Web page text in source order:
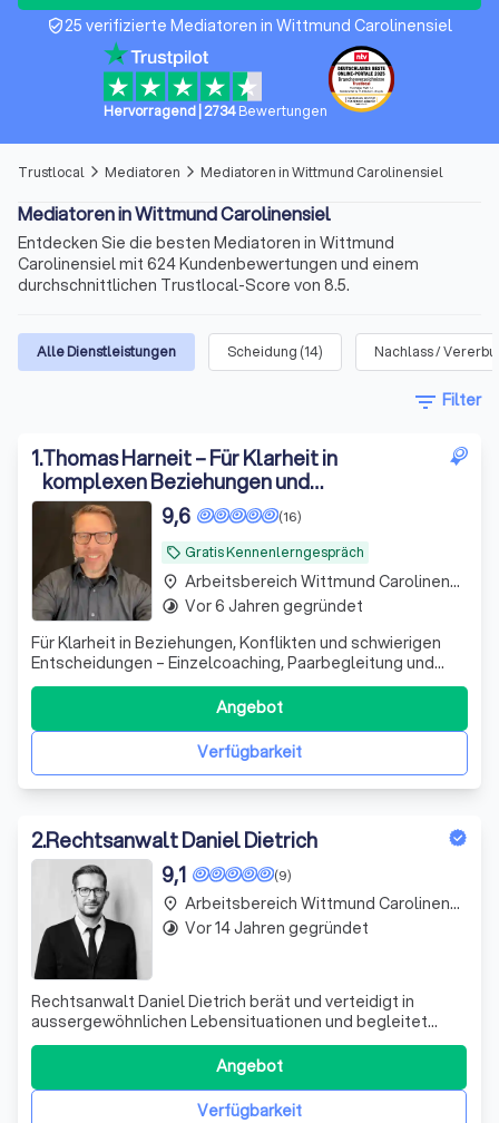
verified_user25 verifizierte Mediatoren in Wittmund Carolinensiel
Hervorragend 2734Bewertungen
Trustlocal arrow_forward_ios Mediatoren arrow_forward_ios Mediatoren in Wittmund Carolinensiel
Mediatoren in Wittmund Carolinensiel
Entdecken Sie die besten Mediatoren in Wittmund
Carolinensiel mit 624 Kundenbewertungen und einem
durchschnittlichen Trustlocal-Score von 8.5.
Alle Dienstleistungen Scheidung (14) Nachlass /
filter_list Filter
1.Thomas Harneit – Für Klarheit in
komplexen Beziehungen und
Entscheidungen – Einzelcoaching,
Paarbegleitung & Konfliktklärung online
local_offer Gratis Kennenlerngespräch
(16)
9,6
Für Klarheit in Beziehungen, Konflikten und schwierigen
Entscheidungen – Einzelcoaching, Paarbegleitung und
Konfliktklärung für Menschen in belastenden
Verfügbarkeit
Angebot
place Arbeitsbereich Wittmund Carolinensiel
timelapse Vor 6 Jahren gegründet
2.Rechtsanwalt Daniel Dietrich
(9)
9,1
Rechtsanwalt Daniel Dietrich berät und verteidigt in
aussergewöhnlichen Lebensituationen und begleitet
Menschen durch das gesamte Strafverfahren. Seit mehr
Verfügbarkeit
Angebot
place Arbeitsbereich Wittmund Carolinensiel
timelapse Vor 14 Jahren gegründet